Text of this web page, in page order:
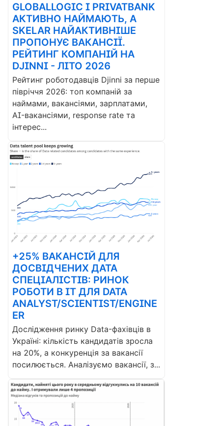
GLOBALLOGIC І PRIVATBANK
АКТИВНО НАЙМАЮТЬ, А
SKELAR НАЙАКТИВНІШЕ
ПРОПОНУЄ ВАКАНСІЇ.
РЕЙТИНГ КОМПАНІЙ НА
DJINNI - ЛІТО 2026
Рейтинг роботодавців Djinni за перше
півріччя 2026: топ компаній за
наймами, вакансіями, зарплатами,
AI-вакансіями, response rate та
інтерес...
+25% ВАКАНСІЙ ДЛЯ
ДОСВІДЧЕНИХ ДАТА
СПЕЦІАЛІСТІВ: РИНОК
РОБОТИ В ІТ ДЛЯ DATA
ANALYST/SCIENTIST/ENGINE
ER
Дослідження ринку Data-фахівців в
Україні: кількість кандидатів зросла
на 20%, а конкуренція за вакансії
посилюється. Аналізуємо вакансії, з...